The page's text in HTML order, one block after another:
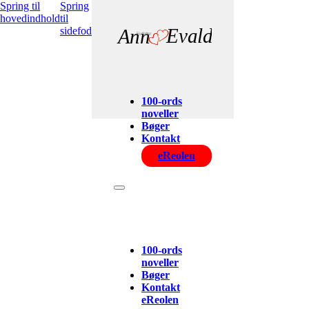
Spring til
hovedindhold
Spring
til
sidefod
Evald
Ann
100-ords
noveller
Bøger
Kontakt
eReolen
100-ords
noveller
Bøger
Kontakt
eReolen